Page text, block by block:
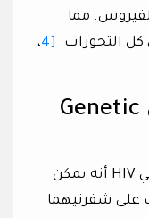
مما
التحورات. [4
،
3-إعادة التركيب الجيني Genetic
يضاف إلى خواص فيروس إتش آي في HIV أنه يمكن
على شفرتيهما